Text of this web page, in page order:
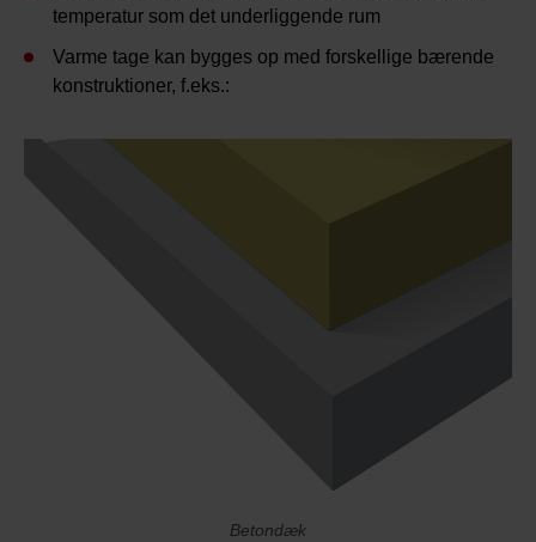
temperatur som det underliggende rum
Varme tage kan bygges op med forskellige bærende
konstruktioner, f.eks.:
Betondæk